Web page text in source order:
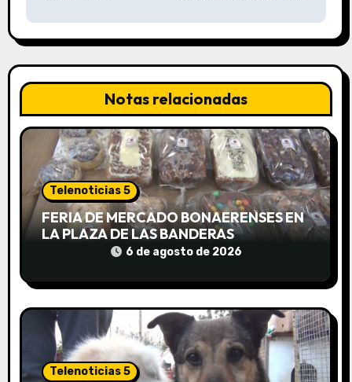
a
c
i
ó
d
e
e
n
t
a
Notas relacionadas
Telenoticias 5
FERIA DE MERCADO BONAERENSES EN
LA PLAZA DE LAS BANDERAS
6 de agosto de 2026
Telenoticias 5